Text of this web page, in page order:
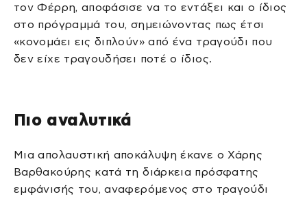
τον Φέρρη, αποφάσισε να το εντάξει και ο ίδιος
στο πρόγραμμά του, σημειώνοντας πως έτσι
«κονομάει εις διπλούν» από ένα τραγούδι που
δεν είχε τραγουδήσει ποτέ ο ίδιος.
Πιο αναλυτικά
Μια απολαυστική αποκάλυψη έκανε ο Χάρης
Βαρθακούρης κατά τη διάρκεια πρόσφατης
εμφάνισής του, αναφερόμενος στο τραγούδι